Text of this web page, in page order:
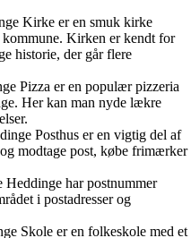
Kirke er en smuk kirke
Kirken er kendt for
historie, der går flere
Pizza er en populær pizzeria
Her kan man nyde lækre
Posthus er en vigtig del af
modtage post, købe frimærker
Heddinge har postnummer
i postadresser og
Skole er en folkeskole med et